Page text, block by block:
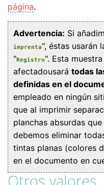
página.
Advertencia: Si
imprenta", éstas usarán
"Registro". Esta
afectadousará todas
definidas en el
empleado en ningún
que al imprimir
planchas absurdas
debemos eliminar
tintas planas (colores
en el documento en
Otros valores